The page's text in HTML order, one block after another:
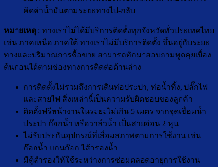
คิดค่าน้ำมันตามระยะทางไป-กลับ
หมายเหตุ : ทางเราไม่ได้มีบริการติดตั้งทุกจังหวัดทั่วประเทศไทย
เช่น ภาคเหนือ ภาคใต้ ทางเราไม่มีบริการติดตั้ง ขึ้นอยู่กับระยะ
ทางและปริมาณการซื้อขาย สามารถทักมาสอบถามพูดคุยเบื้อง
ต้นก่อนได้ตามช่องทางการติดต่อด้านล่าง
การติดตั้งไม่รวมถึงการเดินท่อประปา, ท่อน้ำทิ้ง, ปลั๊กไฟ
และสายไฟ สิ่งเหล่านี้เป็นความรับผิดชอบของลูกค้า
ติดตั้งฟรีหน้างานในระยะไม่เกิน 5 เมตร จากจุดเชื่อมน้ำ
ประปา ก๊อกน้ำ หรือวาล์วน้ำ เป็นสายอ่อน 2 หุน
ไม่รับประกันอุปกรณ์ที่เสื่อมสภาพตามการใช้งาน เช่น
ก๊อกน้ำ แกนก๊อก ไส้กรองน้ำ
มีตู้สำรองให้ใช้ระหว่างการซ่อมตลอดอายุการใช้งาน